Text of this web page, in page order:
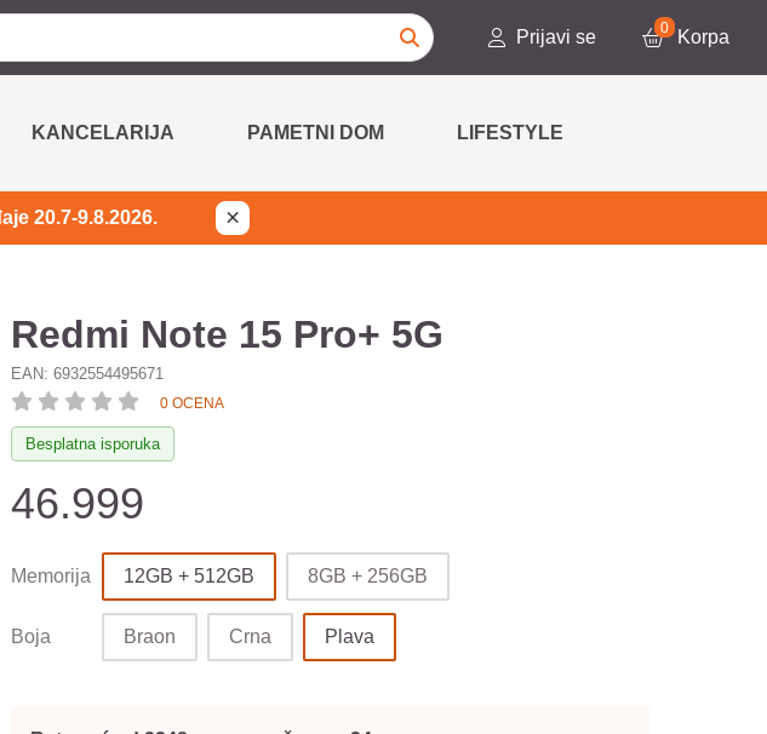
Prijavi se 0 Korpa
KANCELARIJA PAMETNI DOM LIFESTYLE
20.7-9.8.2026. ×
Redmi Note 15 Pro+ 5G
EAN: 6932554495671
0 OCENA
Besplatna isporuka
46.999
Memorija 12GB + 512GB 8GB + 256GB
Boja Braon Crna Plava